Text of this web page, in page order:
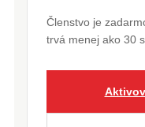
Členstvo je
trvá menej ako 30